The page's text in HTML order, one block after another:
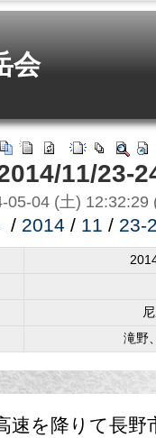
会
11/23-
05-04 (土) 12:32:29
/ 2014 / 11 / 23-
滝野
速を降りて長